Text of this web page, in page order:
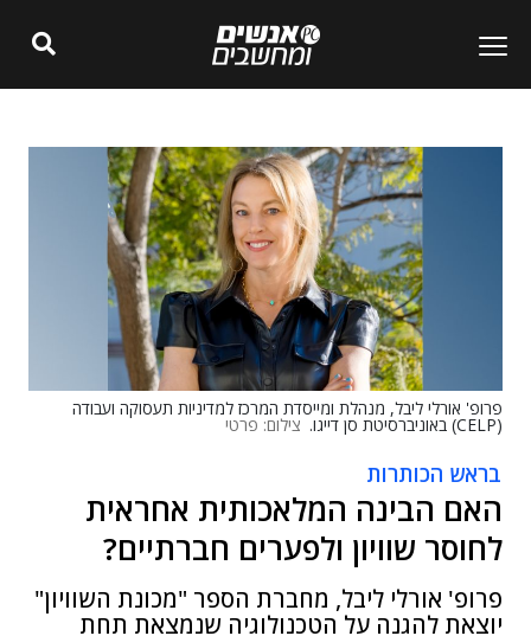
פרופ' אורלי ליבל, מנהלת ומייסדת המרכז למדיניות תעסוקה ועבודה
(CELP) באוניברסיטת סן דייגו. צילום: פרטי
בראש הכותרות
האם הבינה המלאכותית אחראית
לחוסר שוויון ולפערים חברתיים?
פרופ' אורלי ליבל, מחברת הספר "מכונת השוויון"
יוצאת להגנה על הטכנולוגיה שנמצאת תחת